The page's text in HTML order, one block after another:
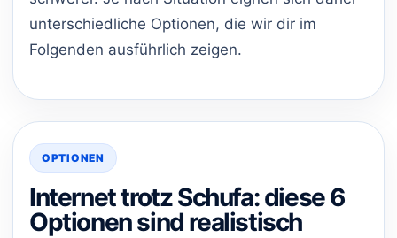
unterschiedliche Optionen, die wir dir im
Folgenden ausführlich zeigen.
OPTIONEN
Internet trotz Schufa: diese 6
Optionen sind realistisch